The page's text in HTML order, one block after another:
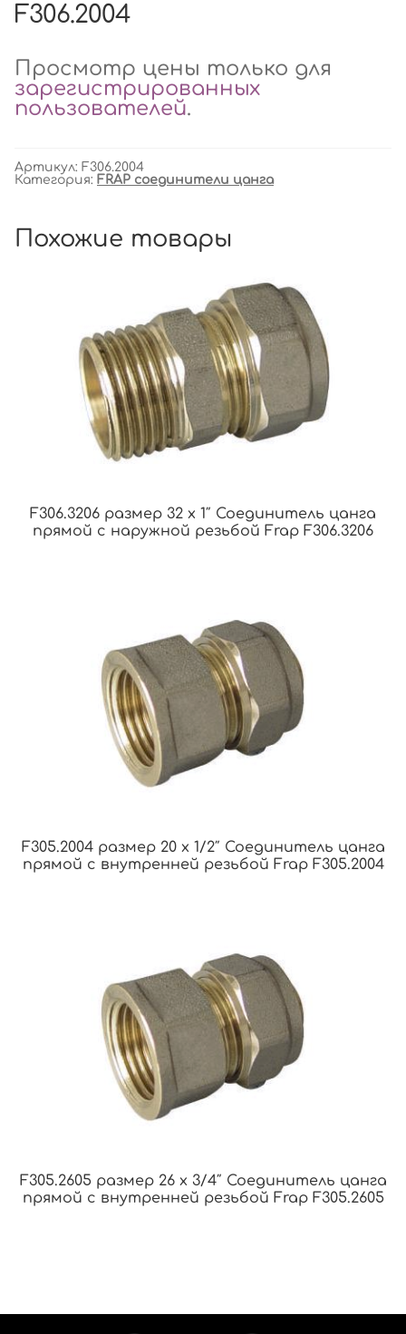
F306.2004
Просмотр цены только для
зарегистрированных
пользователей.
Артикул: F306.2004
Категория: FRAP соединители цанга
Похожие товары
F306.3206 размер 32 x 1″ Соединитель цанга
прямой с наружной резьбой Frap F306.3206
F305.2004 размер 20 x 1/2″ Соединитель цанга
прямой с внутренней резьбой Frap F305.2004
F305.2605 размер 26 x 3/4″ Соединитель цанга
прямой с внутренней резьбой Frap F305.2605